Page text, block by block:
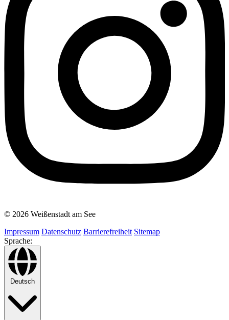
© 2026 Weißenstadt am See
Impressum Datenschutz Barrierefreiheit Sitemap
Sprache:
Deutsch